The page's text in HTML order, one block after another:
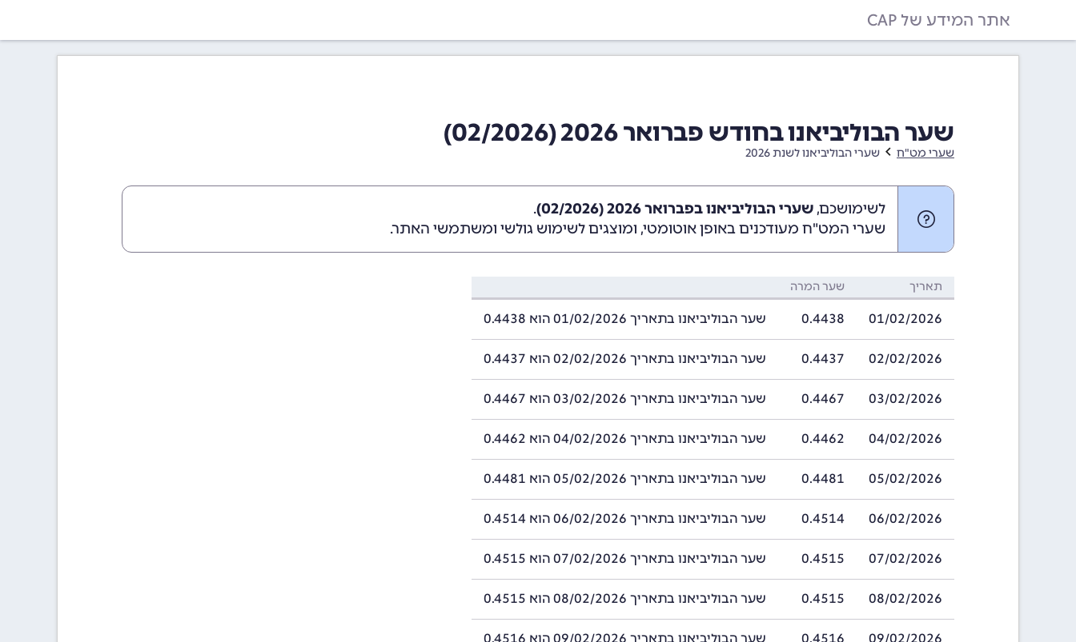
אתר המידע של CAP
שער הבוליביאנו בחודש פברואר 2026 (02/2026)
שערי מט"ח שערי הבוליביאנו לשנת 2026
לשימושכם, שערי הבוליביאנו בפברואר 2026 (02/2026)
.
שערי המט"ח מעודכנים באופן אוטומטי, ומוצגים לשימוש גולשי ומשתמשי האתר.
תאריך שער המרה
01/02/2026
0.4438 שער הבוליביאנו בתאריך 01/02/2026 הוא 0.4438
02/02/2026
0.4437 שער הבוליביאנו בתאריך 02/02/2026 הוא 0.4437
03/02/2026
0.4467 שער הבוליביאנו בתאריך 03/02/2026 הוא 0.4467
04/02/2026
0.4462 שער הבוליביאנו בתאריך 04/02/2026 הוא 0.4462
05/02/2026
0.4481 שער הבוליביאנו בתאריך 05/02/2026 הוא 0.4481
06/02/2026
0.4514 שער הבוליביאנו בתאריך 06/02/2026 הוא 0.4514
07/02/2026
0.4515 שער הבוליביאנו בתאריך 07/02/2026 הוא 0.4515
08/02/2026
0.4515 שער הבוליביאנו בתאריך 08/02/2026 הוא 0.4515
09/02/2026
0.4516 שער הבוליביאנו בתאריך 09/02/2026 הוא 0.4516